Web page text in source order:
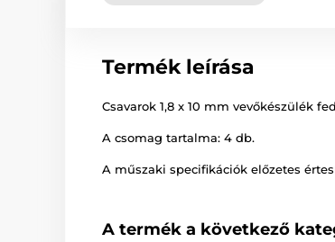
Termék leírása
Csavarok 1,8 x 10 mm vevőkészülék
A csomag tartalma: 4 db.
A műszaki specifikációk előzetes
A termék a következő